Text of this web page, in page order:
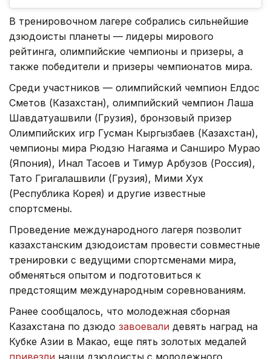
В тренировочном лагере собрались сильнейшие
дзюдоисты планеты — лидеры мирового
рейтинга, олимпийские чемпионы и призеры, а
также победители и призеры чемпионатов мира.
Среди участников — олимпийский чемпион Елдос
Сметов (Казахстан), олимпийский чемпион Лаша
Шавдатуашвили (Грузия), бронзовый призер
Олимпийских игр Гусман Кыргызбаев (Казахстан),
чемпионы мира Рюдзю Нагаяма и Санширо Мурао
(Япония), Инал Тасоев и Тимур Арбузов (Россия),
Тато Григалашвили (Грузия), Мими Хух
(Республика Корея) и другие известные
спортсмены.
Проведение международного лагеря позволит
казахстанским дзюдоистам провести совместные
тренировки с ведущими спортсменами мира,
обменяться опытом и подготовиться к
предстоящим международным соревнованиям.
Ранее сообщалось, что молодежная сборная
Казахстана по дзюдо завоевали девять наград на
Кубке Азии в Макао, еще пять золотых медалей